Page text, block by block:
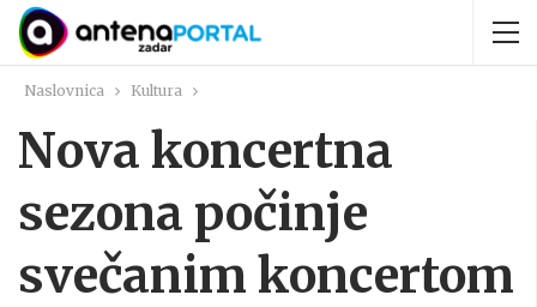
Naslovnica Kultura
Nova koncertna
sezona počinje
svečanim koncertom